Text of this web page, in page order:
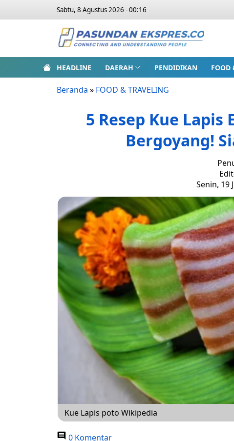
Sabtu, 8 Agustus 2026 - 00:16
HEADLINE DAERAH PENDIDIKAN FOOD
Beranda » FOOD & TRAVELING
5 Resep Kue
Bergoyang!
Senin, 19
Kue Lapis poto Wikipedia
0 Komentar